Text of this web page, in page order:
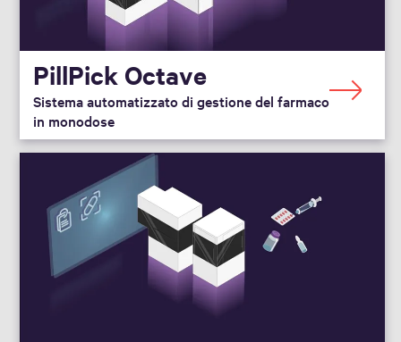
PillPick Octave
Sistema automatizzato di gestione del farmaco
in monodose